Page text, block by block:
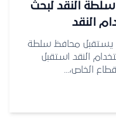
النقد لبحث
النقد
يستقبل محافظ سلطة
النقد استقبل
الخاص،...